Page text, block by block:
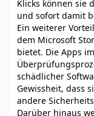
Klicks können sie
und sofort damit
Ein weiterer
dem Microsoft
bietet. Die Apps
schädlicher
Gewissheit, dass
andere
Darüber hinaus